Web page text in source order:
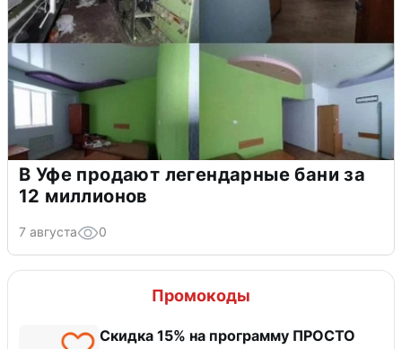
В Уфе продают легендарные бани за
12 миллионов
7 августа 0
Промокоды
Скидка 15% на программу ПРОСТО